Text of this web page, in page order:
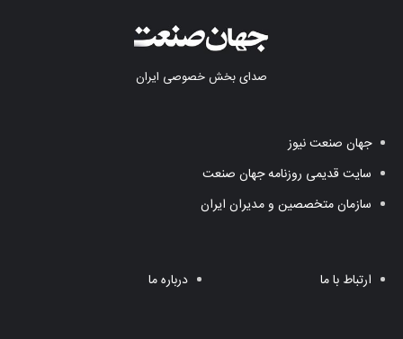
صدای بخش خصوصی ایران
جهان صنعت نیوز
سایت قدیمی روزنامه جهان صنعت
سازمان متخصصین و مدیران ایران
ارتباط با ما درباره ما